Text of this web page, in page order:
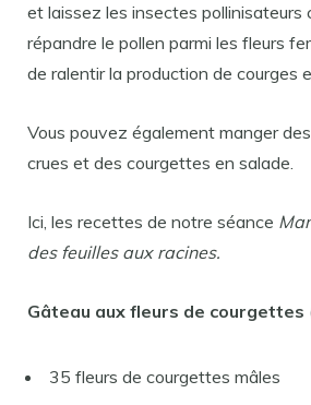
et laissez les insectes pollinisateurs
répandre le pollen parmi les fleurs
de ralentir la production de courges
Vous pouvez également manger
crues et des courgettes en salade.
Ici, les recettes de notre séance
des feuilles aux racines.
Gâteau aux fleurs de courgettes
35 fleurs de courgettes mâles